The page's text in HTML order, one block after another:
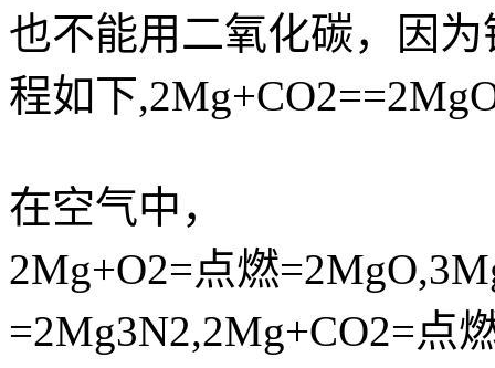
也不能用二氧化碳，因
程如下
在空气中，
2Mg+O2=点燃
=2Mg3N2,2Mg+CO2=点